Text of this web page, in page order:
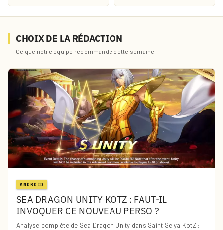
CHOIX DE LA RÉDACTION
Ce que notre équipe recommande cette semaine
ANDROID
SEA DRAGON UNITY KOTZ : FAUT-IL
INVOQUER CE NOUVEAU PERSO ?
Analyse complète de Sea Dragon Unity dans Saint Seiya KotZ :